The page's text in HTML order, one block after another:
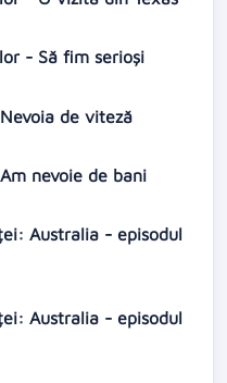
- Să fim serioși
de viteză
nevoie de bani
Australia - episodul
Australia - episodul